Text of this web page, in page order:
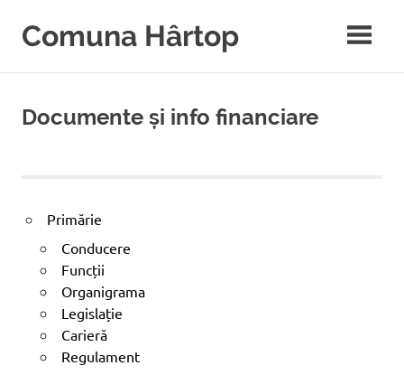
include
accesibilitate.
Comuna Hârtop
Documente și info financiare
Primărie
Conducere
Funcții
Organigrama
Legislație
Carieră
Regulament